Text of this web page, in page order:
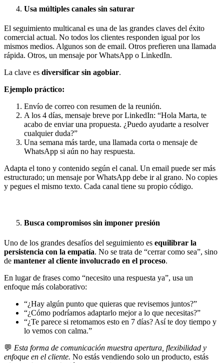
Usa múltiples canales sin saturar
El seguimiento multicanal es una de las grandes claves del éxito
comercial actual. No todos los clientes responden igual por los
mismos medios. Algunos son de email. Otros prefieren una llamada
rápida. Otros, un mensaje por WhatsApp o LinkedIn.
La clave es diversificar sin agobiar.
Ejemplo práctico:
Envío de correo con resumen de la reunión.
A los 4 días, mensaje breve por LinkedIn: “Hola Marta, te
acabo de enviar una propuesta. ¿Puedo ayudarte a resolver
cualquier duda?”
Una semana más tarde, una llamada corta o mensaje de
WhatsApp si aún no hay respuesta.
Adapta el tono y contenido según el canal. Un email puede ser más
estructurado; un mensaje por WhatsApp debe ir al grano. No copies
y pegues el mismo texto. Cada canal tiene su propio código.
Busca compromisos sin imponer presión
Uno de los grandes desafíos del seguimiento es equilibrar la
persistencia con la empatía. No se trata de “cerrar como sea”, sino
de mantener al cliente involucrado en el proceso.
En lugar de frases como “necesito una respuesta ya”, usa un
enfoque más colaborativo:
“¿Hay algún punto que quieras que revisemos juntos?”
“¿Cómo podríamos adaptarlo mejor a lo que necesitas?”
“¿Te parece si retomamos esto en 7 días? Así te doy tiempo y
lo vemos con calma.”
💬 Esta forma de comunicación muestra apertura, flexibilidad y
enfoque en el cliente. No estás vendiendo solo un producto, estás